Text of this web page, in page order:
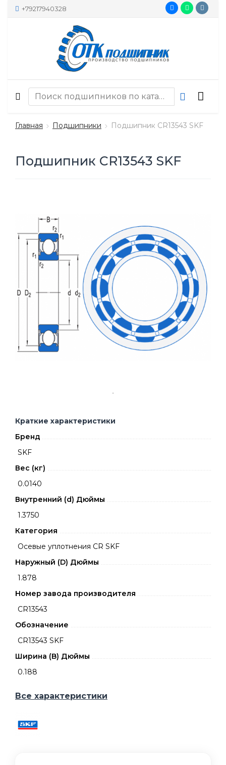
+79217940328
Главная Подшипники Подшипник CR13543 SKF
Подшипник CR13543 SKF
Краткие характеристики
Бренд
SKF
Вес (кг)
0.0140
Внутренний (d) Дюймы
1.3750
Категория
Осевые уплотнения CR SKF
Наружный (D) Дюймы
1.878
Номер завода производителя
CR13543
Обозначение
CR13543 SKF
Ширина (B) Дюймы
0.188
Все характеристики